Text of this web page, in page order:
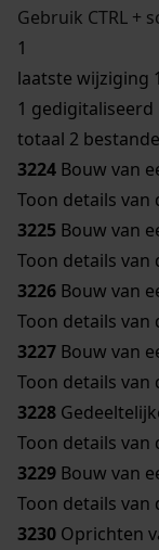
Gebruik CTRL +
laatste wijziging
1 gedigitaliseerd
totaal 2
3224 Bouw van
Toon details van
3225 Bouw van
Toon details van
3226 Bouw van
Toon details van
3227 Bouw van
Toon details van
3228
Toon details van
3229 Bouw van
Toon details van
3230 Oprichten